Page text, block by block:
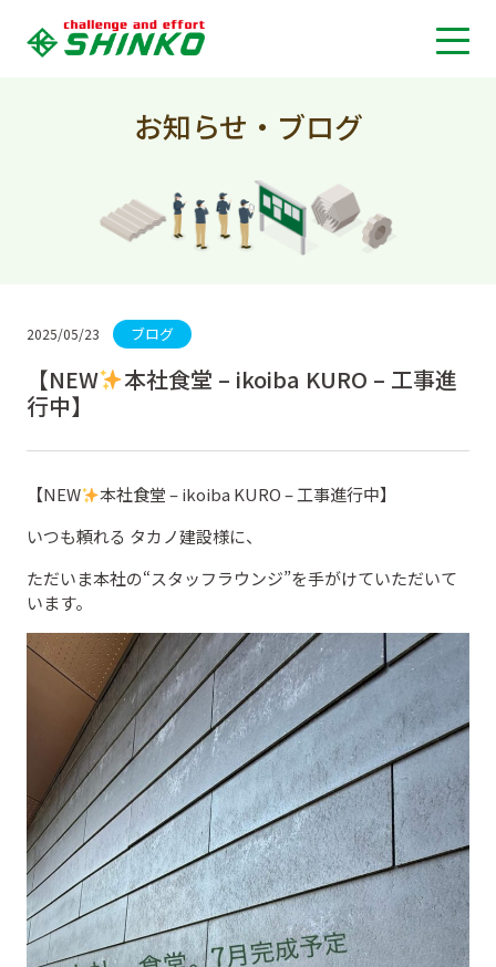
お知らせ・ブログ
2025/05/23 ブログ
【NEW
本社食堂 – ikoiba KURO – 工事進
行中】
【NEW
本社食堂 – ikoiba KURO – 工事進行中】
いつも頼れる タカノ建設様に、
ただいま本社の“スタッフラウンジ”を手がけていただいて
います。